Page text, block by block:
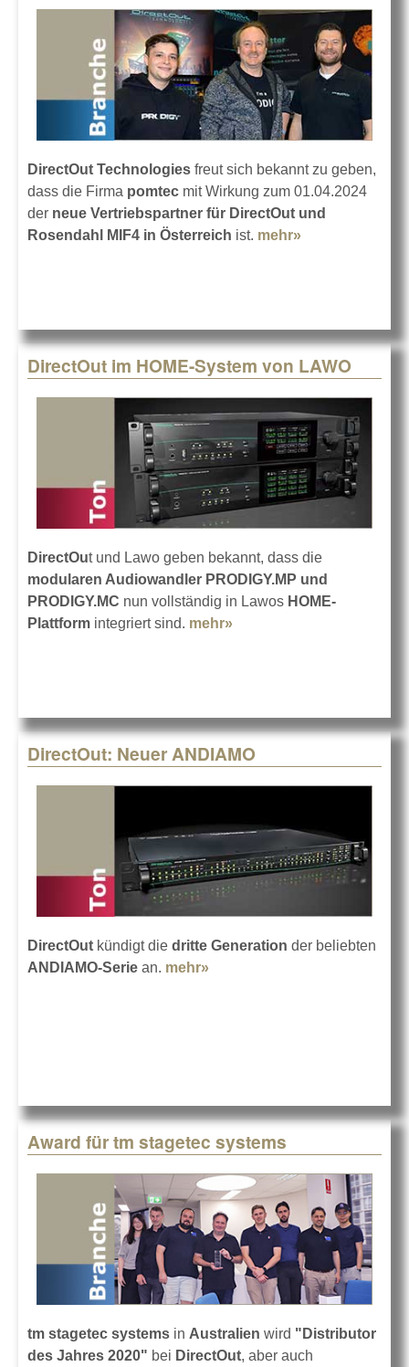
DirectOut Technologies freut sich bekannt zu geben,
dass die Firma pomtec mit Wirkung zum 01.04.2024
der neue Vertriebspartner für DirectOut und
Rosendahl MIF4 in Österreich ist. mehr»
DirectOut im HOME-System von LAWO
DirectOut und Lawo geben bekannt, dass die
modularen Audiowandler PRODIGY.MP und
PRODIGY.MC nun vollständig in Lawos HOME-
Plattform integriert sind. mehr»
DirectOut: Neuer ANDIAMO
DirectOut kündigt die dritte Generation der beliebten
ANDIAMO-Serie an. mehr»
Award für tm stagetec systems
tm stagetec systems in Australien wird "Distributor
des Jahres 2020" bei DirectOut, aber auch